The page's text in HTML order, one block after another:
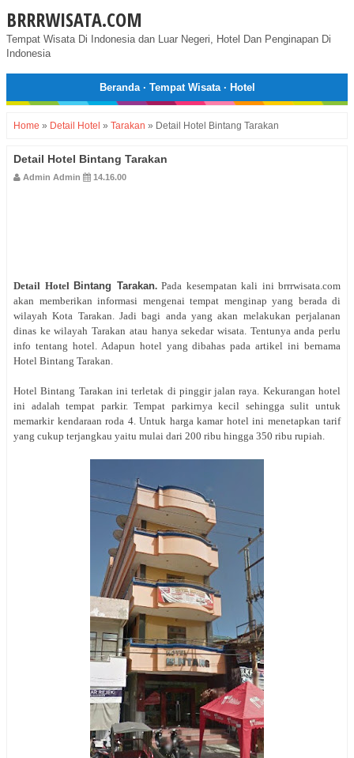
BRRRWISATA.COM
Tempat Wisata Di Indonesia dan Luar Negeri, Hotel Dan Penginapan Di
Indonesia
Beranda· Tempat Wisata· Hotel
Home » Detail Hotel » Tarakan » Detail Hotel Bintang Tarakan
Detail Hotel Bintang Tarakan
Admin Admin 14.16.00
Detail Hotel Bintang Tarakan. Pada kesempatan kali ini brrrwisata.com
akan memberikan informasi mengenai tempat menginap yang berada di
wilayah Kota Tarakan. Jadi bagi anda yang akan melakukan perjalanan
dinas ke wilayah Tarakan atau hanya sekedar wisata. Tentunya anda perlu
info tentang hotel. Adapun hotel yang dibahas pada artikel ini bernama
Hotel Bintang Tarakan.
Hotel Bintang Tarakan ini terletak di pinggir jalan raya. Kekurangan hotel
ini adalah tempat parkir. Tempat parkirnya kecil sehingga sulit untuk
memarkir kendaraan roda 4. Untuk harga kamar hotel ini menetapkan tarif
yang cukup terjangkau yaitu mulai dari 200 ribu hingga 350 ribu rupiah.